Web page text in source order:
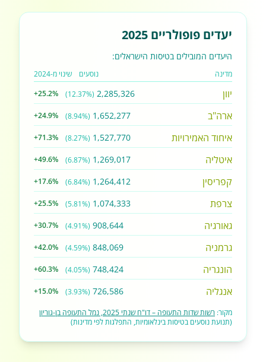
יעדים פופולריים 2025
היעדים המובילים בטיסות הישראלים:
מדינה נוסעים שינוי מ-2024
יוון 2,285,326
(12.37%)
+25.2%
ארה"ב 1,652,277
(8.94%)
+24.9%
איחוד האמירויות 1,527,770
(8.27%)
+71.3%
איטליה 1,269,017
(6.87%)
+49.6%
קפריסין 1,264,412
(6.84%)
+17.6%
צרפת 1,074,333
(5.81%)
+25.5%
גאורגיה 908,644
(4.91%)
+30.7%
גרמניה 848,069
(4.59%)
+42.0%
הונגריה 748,424
(4.05%)
+60.3%
אנגליה 726,586
(3.93%)
+15.0%
מקור: רשות שדות התעופה – דו"ח שנתי 2025, נמל התעופה בן-גוריון
(תנועת נוסעים בטיסות בינלאומיות, התפלגות לפי מדינות)